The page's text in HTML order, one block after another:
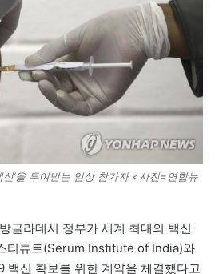
신’을 투여받는 임상 참가자 <사진=연합뉴
글라데시 정부가 세계 최대의 백신
티튜트(Serum Institute of India)와
백신 확보를 위한 계약을 체결했다고